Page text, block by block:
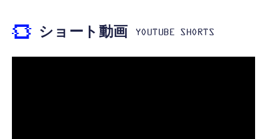
￥999
￥5,400
【ペットロボット 】lopeto AI robot チャー
ショート動画